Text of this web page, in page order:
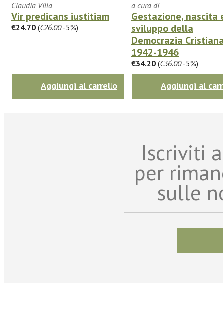
Claudia Villa
Vir predicans iustitiam
€24.70 (€26.00-5%)
Aggiungi al carrello
a cura di
Gestazione, nascita
sviluppo della
Democrazia
1942-1946
€34.20 (€36.00-5%)
Aggiungi al
Iscriviti
per
sulle